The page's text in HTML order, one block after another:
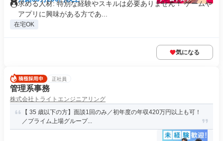
求める人材: 特別な経験やスキルは必要ありません！ ゲームや
アプリに興味がある方であ...
在宅OK
気になる
正社員
管理系事務
株式会社トライトエンジニアリング
【 35 歳以下の方】面談1回のみ／初年度の年収420万円以上も可！
／プライム上場グループ...